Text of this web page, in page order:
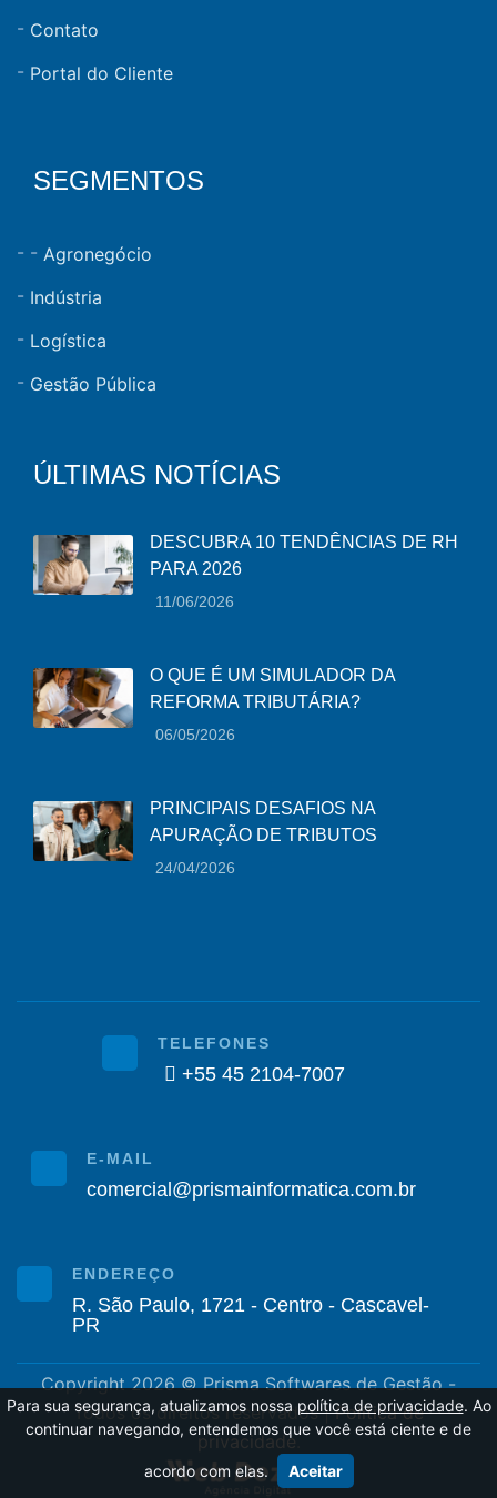
Para sua segurança, atualizamos nossa política de privacidade. Ao
continuar navegando, entendemos que você está ciente e de
acordo com elas. Aceitar
Contato
Portal do Cliente
SEGMENTOS
Agronegócio
Indústria
Logística
Gestão Pública
ÚLTIMAS NOTÍCIAS
DESCUBRA 10 TENDÊNCIAS DE RH
PARA 2026
11/06/2026
O QUE É UM SIMULADOR DA
REFORMA TRIBUTÁRIA?
06/05/2026
PRINCIPAIS DESAFIOS NA
APURAÇÃO DE TRIBUTOS
24/04/2026
TELEFONES
+55 45 2104-7007
E-MAIL
comercial@prismainformatica.com.br
ENDEREÇO
R. São Paulo, 1721 - Centro - Cascavel-
PR
Copyright 2026 © Prisma Softwares de Gestão -
Todos os direitos reservados |Política de
privacidade.